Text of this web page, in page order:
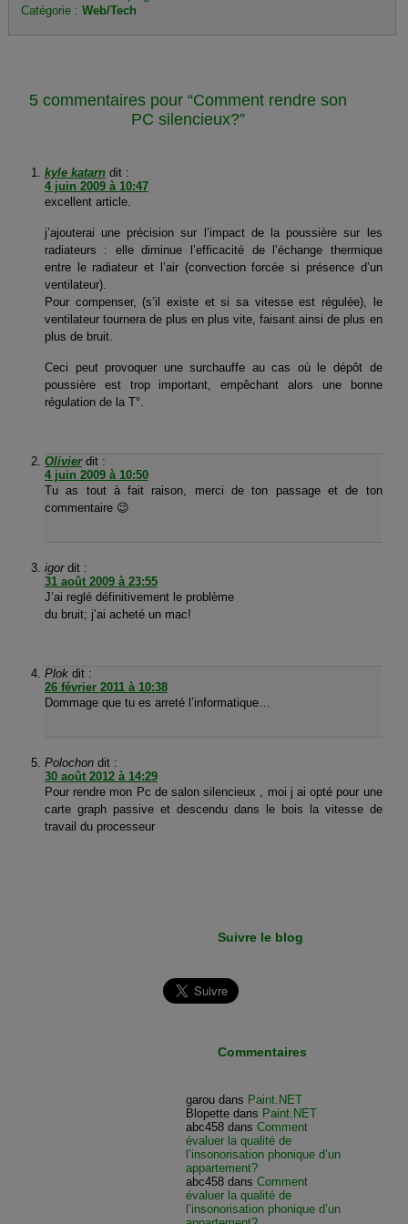
Catégorie : Web/Tech
5 commentaires pour “Comment rendre son
PC silencieux?”
kyle katarn dit :
4 juin 2009 à 10:47
excellent article.
j’ajouterai une précision sur l’impact de la poussière sur les
radiateurs : elle diminue l’efficacité de l’échange thermique
entre le radiateur et l’air (convection forcée si présence d’un
ventilateur).
Pour compenser, (s’il existe et si sa vitesse est régulée), le
ventilateur tournera de plus en plus vite, faisant ainsi de plus en
plus de bruit.
Ceci peut provoquer une surchauffe au cas où le dépôt de
poussière est trop important, empêchant alors une bonne
régulation de la T°.
Olivier dit :
4 juin 2009 à 10:50
Tu as tout à fait raison, merci de ton passage et de ton
commentaire 😉
igor dit :
31 août 2009 à 23:55
J’ai reglé définitivement le problème
du bruit; j’ai acheté un mac!
Plok dit :
26 février 2011 à 10:38
Dommage que tu es arreté l’informatique…
Polochon dit :
30 août 2012 à 14:29
Pour rendre mon Pc de salon silencieux , moi j ai opté pour une
carte graph passive et descendu dans le bois la vitesse de
travail du processeur
Suivre le blog
Commentaires
garou dans Paint.NET
Blopette dans Paint.NET
abc458 dansComment
évaluer la qualité de
l’insonorisation phonique d’un
appartement?
abc458 dansComment
évaluer la qualité de
l’insonorisation phonique d’un